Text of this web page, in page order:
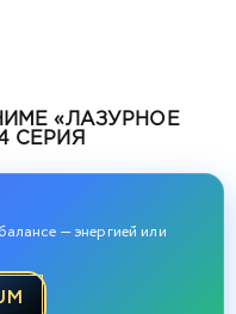
«ЛАЗУРНОЕ
СЕРИЯ
— энергией или